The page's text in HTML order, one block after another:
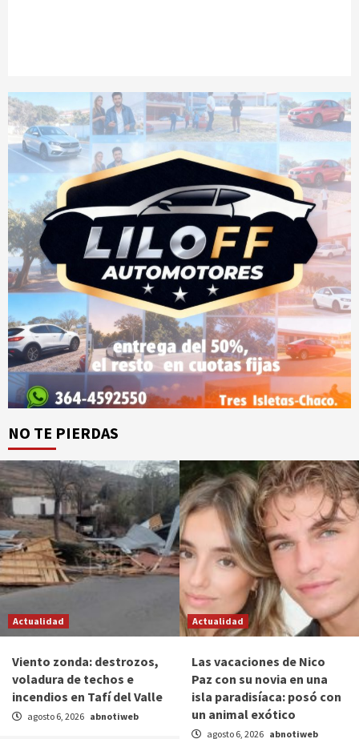
NO TE PIERDAS
Actualidad
Viento zonda: destrozos,
voladura de techos e
incendios en Tafí del Valle
agosto 6, 2026 abnotiweb
Actualidad
Las vacaciones de Nico
Paz con su novia en una
isla paradisíaca: posó con
un animal exótico
agosto 6, 2026 abnotiweb